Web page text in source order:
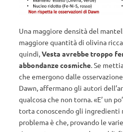
Una maggiore densità del
maggiore quantità di olivina
quindi,Vesta avrebbe troppo
abbondanze cosmiche. Se
che emergono dalle
Dawn, affermano gli autori
qualcosa che non torna. «E’ un
torta conoscendo gli ingredienti
problema è che, provando le